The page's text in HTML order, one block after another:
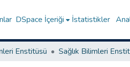
DSpace İçeriği İstatistikler
Enstitüsü